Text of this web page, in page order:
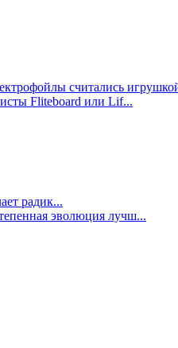
считались
Fliteboard или Lif...
радик...
эволюция лучш...